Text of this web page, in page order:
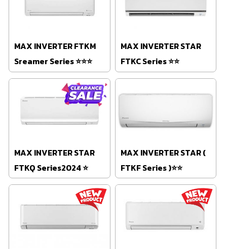
MAX INVERTER FTKM
Sreamer Series ⭐⭐⭐
MAX INVERTER STAR
FTKC Series ⭐⭐
MAX INVERTER STAR
FTKQ Series2024 ⭐
MAX INVERTER STAR (
FTKF Series )⭐⭐